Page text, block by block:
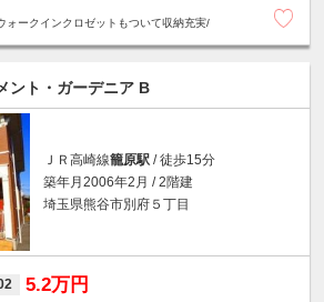
ォークインクロゼットもついて収納充実/
ント・ガーデニア B
ＪＲ高崎線籠原駅 / 徒歩15分
築年月2006年2月 / 2階建
埼玉県熊谷市別府５丁目
5.2万円